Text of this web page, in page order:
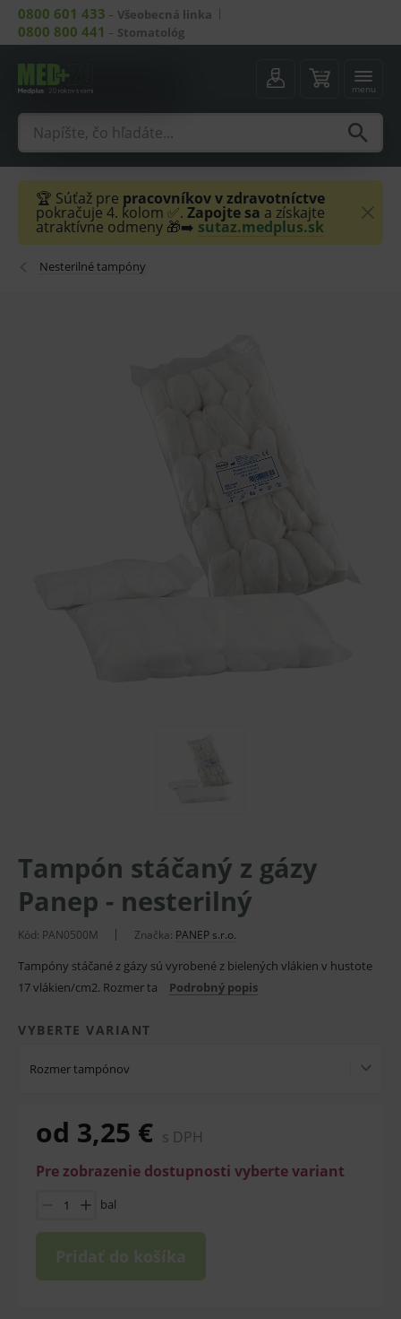
0800 601 433 – Všeobecná linka
0800 800 441 – Stomatológ
menu
🏆 Súťaž pre pracovníkov v zdravotníctve
pokračuje 4. kolom ✅. Zapojte sa a získajte
atraktívne odmeny 🎁➡️ sutaz.medplus.sk
Nesterilné tampóny
Tampón stáčaný z gázy
Panep - nesterilný
Kód: PAN0500M Značka: PANEP s.r.o.
Tampóny stáčané z gázy sú vyrobené z bielených vlákien v hustote
17 vlákien/cm2. Rozmer ta
Podrobný popis
VYBERTE VARIANT
Rozmer tampónov
od 3,25 € s DPH
Pre zobrazenie dostupnosti vyberte variant
bal
Pridať do košíka